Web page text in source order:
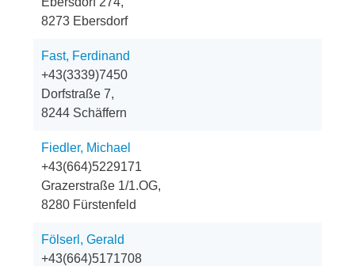
8273 Ebersdorf
Fast, Ferdinand
+43(3339)7450
Dorfstraße 7,
8244 Schäffern
Fiedler, Michael
+43(664)5229171
Grazerstraße 1/1.OG,
8280 Fürstenfeld
Fölserl, Gerald
+43(664)5171708